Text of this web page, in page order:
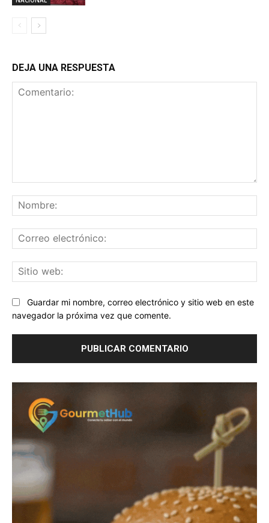
DEJA UNA RESPUESTA
Guardar mi nombre, correo electrónico y sitio web en este
navegador la próxima vez que comente.